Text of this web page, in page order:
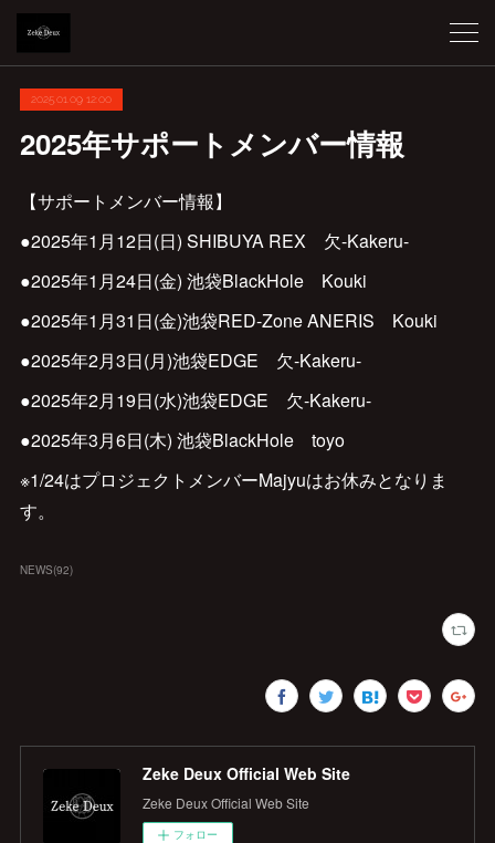
2025.01.09 12:00
2025年サポートメンバー情報
【サポートメンバー情報】
●2025年1月12日(日) SHIBUYA REX 欠-Kakeru-
●2025年1月24日(金) 池袋BlackHole Kouki
●2025年1月31日(金)池袋RED-Zone ANERIS Kouki
●2025年2月3日(月)池袋EDGE 欠-Kakeru-
●2025年2月19日(水)池袋EDGE 欠-Kakeru-
●2025年3月6日(木) 池袋BlackHole toyo
※1/24はプロジェクトメンバーMajyuはお休みとなりま
す。
NEWS(92)
Zeke Deux Official Web Site
Zeke Deux Official Web Site
フォロー